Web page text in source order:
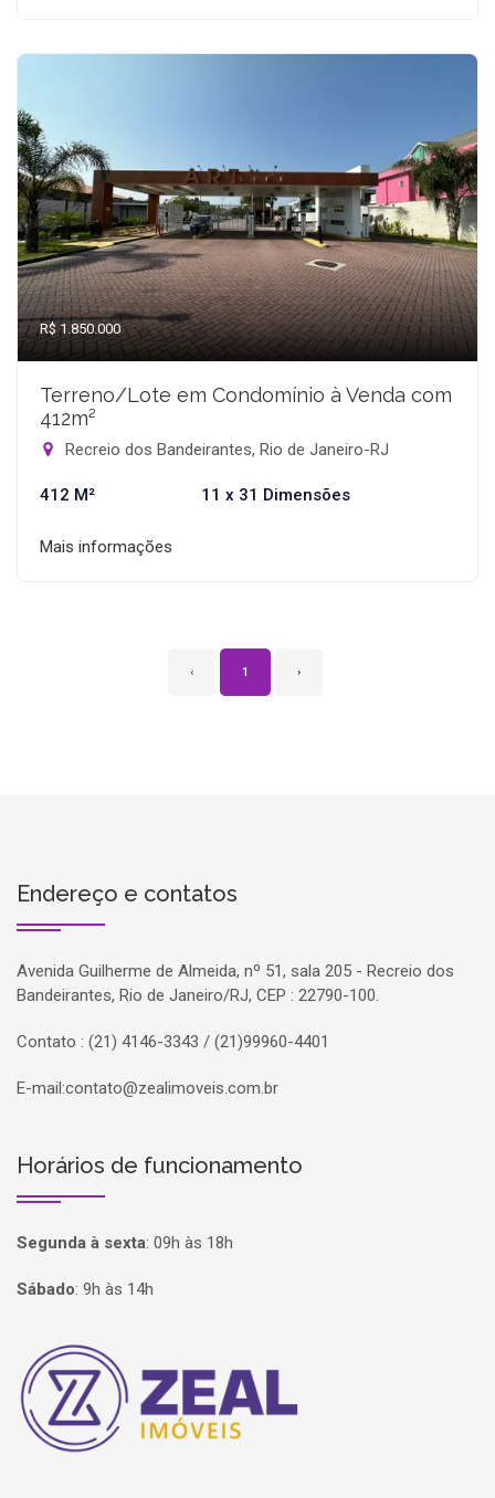
R$ 1.850.000
Terreno/Lote em Condomínio à Venda com
412m²
Recreio dos Bandeirantes, Rio de Janeiro-RJ
412 M² 11 x 31 Dimensões
Mais informações
‹ 1 ›
Endereço e contatos
Avenida Guilherme de Almeida, nº 51, sala 205 - Recreio dos
Bandeirantes, Rio de Janeiro/RJ, CEP : 22790-100.
Contato : (21) 4146-3343 / (21)99960-4401
E-mail:contato@zealimoveis.com.br
Horários de funcionamento
Segunda à sexta: 09h às 18h
Sábado: 9h às 14h
Página inicial